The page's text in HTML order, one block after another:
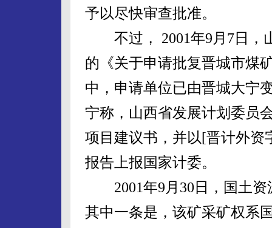
予以尽快审查批准。
不过， 2001年9月7日，
的《关于申请批复晋城市煤
中，申请单位已由晋城大宁
宁称，山西省发展计划委员
项目建议书，并以[晋计外资
报告上报国家计委。
2001年9月30日，国土资
其中一条是，该矿采矿权系